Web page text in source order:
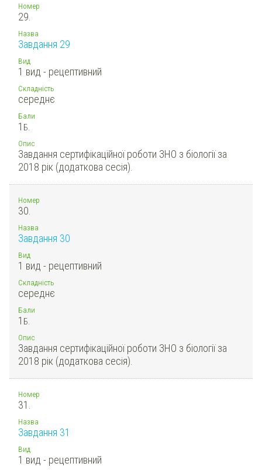
Номер
29.
Назва
Завдання 29
Вид
1 вид - рецептивний
Складність
середнє
Бали
1 Б.
Опис
Завдання сертифікаційної роботи ЗНО з біології за
2018 рік (додаткова сесія).
Номер
30.
Назва
Завдання 30
Вид
1 вид - рецептивний
Складність
середнє
Бали
1 Б.
Опис
Завдання сертифікаційної роботи ЗНО з біології за
2018 рік (додаткова сесія).
Номер
31.
Назва
Завдання 31
Вид
1 вид - рецептивний